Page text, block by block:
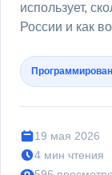
использует,
России и как
19 мая 2026
4 мин чтения